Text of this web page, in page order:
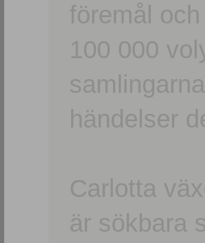
föremål
100 000
händelser
Carlotta
är sökbara